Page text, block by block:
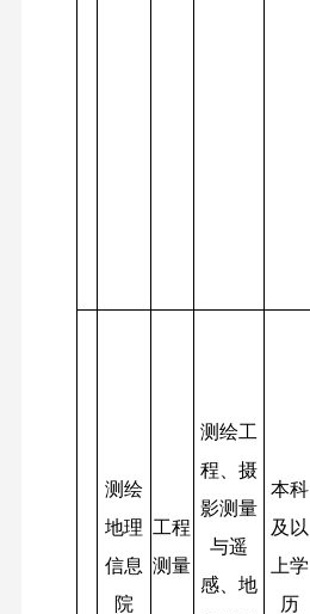
测绘
地理
信息
院
工程
测量
测绘工
程、摄
影测量
与遥
感、地
本科
及以
上学
历